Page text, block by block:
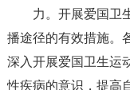
力。开展爱国卫
播途径的有效措施。
深入开展爱国卫生运
性疾病的意识，提高